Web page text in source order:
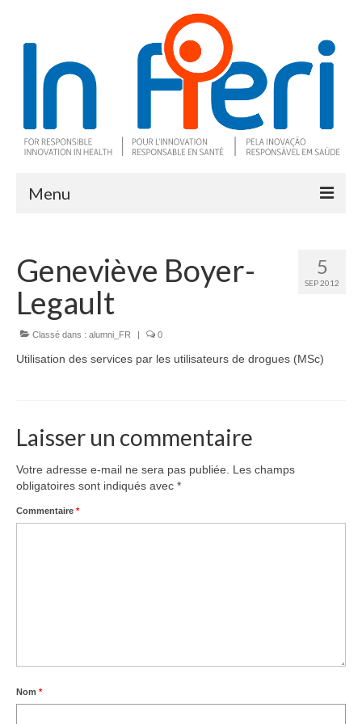
Menu
Ce qu’est l’IRS
Deux outils clés
Programme de recherche
Vidéos
English
5
SEP 2012
Geneviève Boyer-
Legault
Classé dans : alumni_FR | 0
Utilisation des services par les utilisateurs de drogues (MSc)
Laisser un commentaire
Votre adresse e-mail ne sera pas publiée.
Les champs
obligatoires sont indiqués avec *
Commentaire *
Nom *